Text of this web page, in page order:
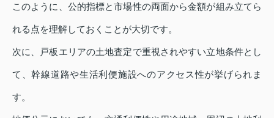
このように、公的指標と市場性の両面から金額が組み立てら
れる点を理解しておくことが大切です。
次に、戸板エリアの土地査定で重視されやすい立地条件とし
て、幹線道路や生活利便施設へのアクセス性が挙げられま
す。